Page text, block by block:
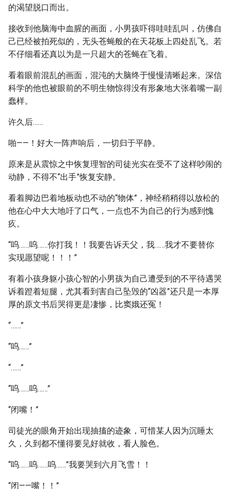
的渴望脱口而出。
接收到他脑海中血腥的画面，小男孩吓得哇哇乱叫，仿佛自
己已经被拍死似的，无头苍蝇般的在天花板上四处乱飞。若
不仔细看还真以为是一只超大的苍蝇在飞着。
看着眼前混乱的画面，混沌的大脑终于慢慢清晰起来。深信
科学的他也被眼前的不明生物惊得没有形象地大张着嘴一副
蠢样。
许久后……
啪——！好大一阵声响后，一切归于平静。
原来是从震惊之中恢复理智的司徒光实在受不了这样吵闹的
动静，不得不“出手”恢复安静。
看着脚边巴着地板动也不动的“物体”，神经稍稍得以放松的
他在心中大大地吁了口气，一点也不为自己的行为感到愧
疚。
“呜……呜……你打我！！我要告诉天父，我……我才不要替你
实现愿望呢！！！”
有着小孩身躯小孩心智的小男孩为自己遭受到的不平待遇哭
诉着蹬着短腿，尤其看到害自己坠毁的“凶器”还只是一本厚
厚的原文书后哭得更是凄惨，比窦娥还冤！
“……”
“呜……”
“……”
“呜……呜……”
“闭嘴！”
司徒光的眼角开始出现抽搐的迹象，可惜某人因为沉睡太
久，久到都不懂得要见好就收，看人脸色。
“呜……呜……呜……”我要哭到六月飞雪！！
“闭——嘴！！”